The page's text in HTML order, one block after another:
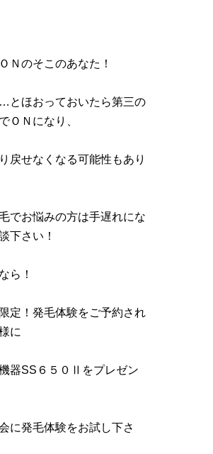
Ｎのそこのあなた！
とほおっておいたら第三の
ＯＮになり、
戻せなくなる可能性もあり
でお悩みの方は手遅れにな
下さい！
ら！
定！発毛体験をご予約され
に
器SS６５０Ⅱをプレゼン
に発毛体験をお試し下さ